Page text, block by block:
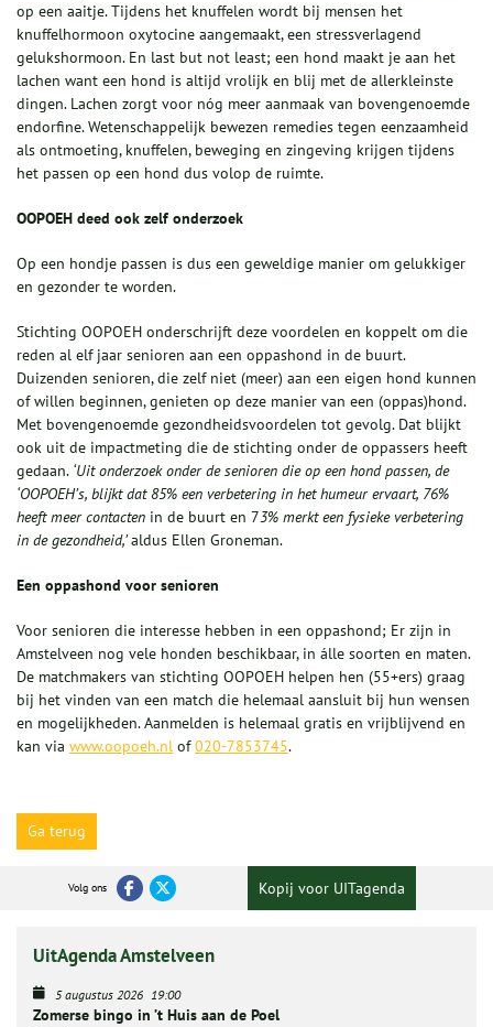
op een aaitje. Tijdens het knuffelen wordt bij mensen het
knuffelhormoon oxytocine aangemaakt, een stressverlagend
gelukshormoon. En last but not least; een hond maakt je aan het
lachen want een hond is altijd vrolijk en blij met de allerkleinste
dingen. Lachen zorgt voor nóg meer aanmaak van bovengenoemde
endorfine. Wetenschappelijk bewezen remedies tegen eenzaamheid
als ontmoeting, knuffelen, beweging en zingeving krijgen tijdens
het passen op een hond dus volop de ruimte.
OOPOEH deed ook zelf onderzoek
Op een hondje passen is dus een geweldige manier om gelukkiger
en gezonder te worden.
Stichting OOPOEH onderschrijft deze voordelen en koppelt om die
reden al elf jaar senioren aan een oppashond in de buurt.
Duizenden senioren, die zelf niet (meer) aan een eigen hond kunnen
of willen beginnen, genieten op deze manier van een (oppas)hond.
Met bovengenoemde gezondheidsvoordelen tot gevolg. Dat blijkt
ook uit de impactmeting die de stichting onder de oppassers heeft
gedaan. ‘Uit onderzoek onder de senioren die op een hond passen, de
‘OOPOEH’s, blijkt dat 85% een verbetering in het humeur ervaart, 76%
heeft meer contacten in de buurt en 73% merkt een fysieke verbetering
in de gezondheid,’aldus Ellen Groneman.
Een oppashond voor senioren
Voor senioren die interesse hebben in een oppashond; Er zijn in
Amstelveen nog vele honden beschikbaar, in álle soorten en maten.
De matchmakers van stichting OOPOEH helpen hen (55+ers) graag
bij het vinden van een match die helemaal aansluit bij hun wensen
en mogelijkheden. Aanmelden is helemaal gratis en vrijblijvend en
kan via www.oopoeh.nl of020-7853745.
Ga terug
Volg ons Kopij voor UITagenda
UitAgenda Amstelveen
5 augustus 2026 19:00
Zomerse bingo in ’t Huis aan de Poel